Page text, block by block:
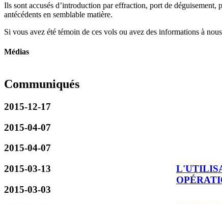
Ils sont accusés d’introduction par effraction, port de
antécédents en semblable matière.
Si vous avez été témoin de ces vols ou avez des informations à
Médias
Communiqués
2015-12-17
2015-04-07
2015-04-07
2015-03-13
2015-03-03